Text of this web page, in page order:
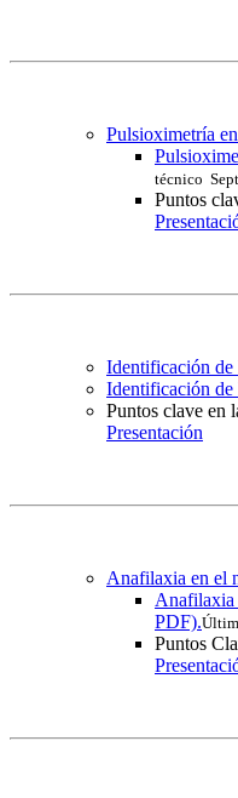
Pulsioximetría
técnico
Puntos
Identificación de
Identificación
Puntos clave en
Presentación
Anafilaxia en el
Anafilaxia
PDF).
Puntos